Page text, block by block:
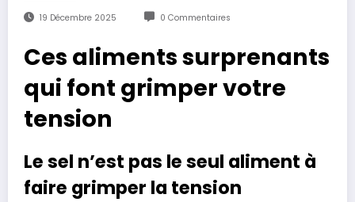
19 Décembre 2025 0 Commentaires
Ces aliments surprenants
qui font grimper votre
tension
Le sel n’est pas le seul aliment à
faire grimper la tension